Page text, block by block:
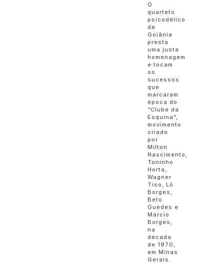
O
quarteto
psicodélico
de
Goiânia
presta
uma justa
homenagem
e tocam
os
sucessos
que
marcaram
época do
“Clube da
Esquina”,
movimento
criado
por
Milton
Nascimento,
Toninho
Horta,
Wagner
Tiso, Lô
Borges,
Beto
Guedes e
Márcio
Borges,
na
década
de 1970,
em Minas
Gerais.